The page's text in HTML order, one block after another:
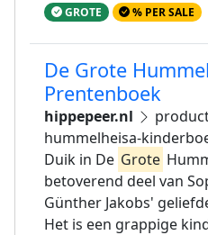
GROTE % PER SALE
De Grote
Prentenboek
hippepeer.nl
hummelheisa-
Duik in De Grote
betoverend deel van
Günther Jakobs'
Het is een grappige